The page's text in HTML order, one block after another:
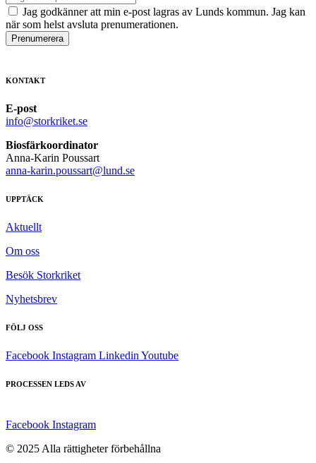
Jag godkänner att min e-post lagras av Lunds kommun. Jag kan
när som helst avsluta prenumerationen.
Prenumerera
KONTAKT
E-post
info@storkriket.se
Biosfärkoordinator
Anna-Karin Poussart
anna-karin.poussart@lund.se
UPPTÄCK
Aktuellt
Om oss
Besök Storkriket
Nyhetsbrev
FÖLJ OSS
Facebook Instagram Linkedin Youtube
PROCESSEN LEDS AV
Facebook Instagram
© 2025 Alla rättigheter förbehållna